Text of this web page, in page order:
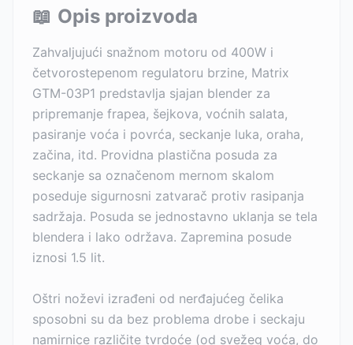
📖 Opis proizvoda
Zahvaljujući snažnom motoru od 400W i
četvorostepenom regulatoru brzine, Matrix
GTM-03P1 predstavlja sjajan blender za
pripremanje frapea, šejkova, voćnih salata,
pasiranje voća i povrća, seckanje luka, oraha,
začina, itd. Providna plastična posuda za
seckanje sa označenom mernom skalom
poseduje sigurnosni zatvarač protiv rasipanja
sadržaja. Posuda se jednostavno uklanja se tela
blendera i lako održava. Zapremina posude
iznosi 1.5 lit.
Oštri noževi izrađeni od nerđajućeg čelika
sposobni su da bez problema drobe i seckaju
namirnice različite tvrdoće (od svežeg voća, do